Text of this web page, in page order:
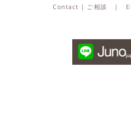
Contact | ご相談